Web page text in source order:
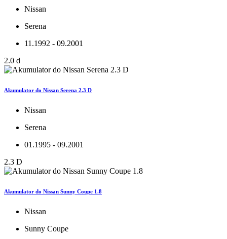
Nissan
Serena
11.1992 - 09.2001
2.0 d
Akumulator do Nissan Serena 2.3 D
Nissan
Serena
01.1995 - 09.2001
2.3 D
Akumulator do Nissan Sunny Coupe 1.8
Nissan
Sunny Coupe